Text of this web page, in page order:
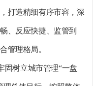
打造精细有序市容，深
、反应快捷、监管到
管理格局。
固树立城市管理“一盘